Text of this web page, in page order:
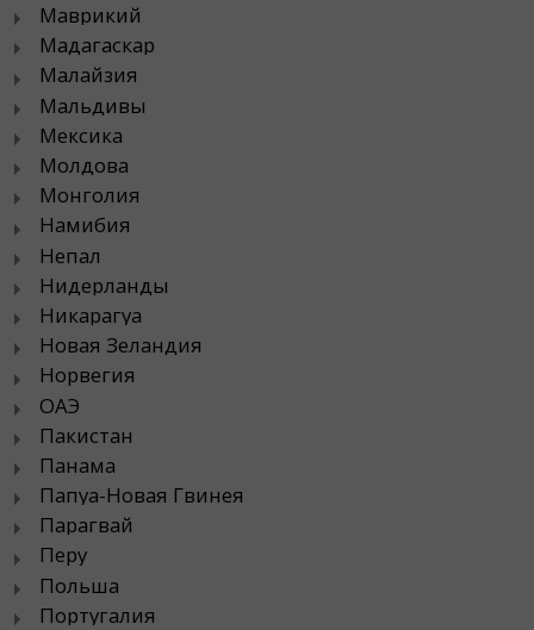
Маврикий
Мадагаскар
Малайзия
Мальдивы
Мексика
Молдова
Монголия
Намибия
Непал
Нидерланды
Никарагуа
Новая Зеландия
Норвегия
ОАЭ
Пакистан
Панама
Папуа-Новая Гвинея
Парагвай
Перу
Польша
Португалия